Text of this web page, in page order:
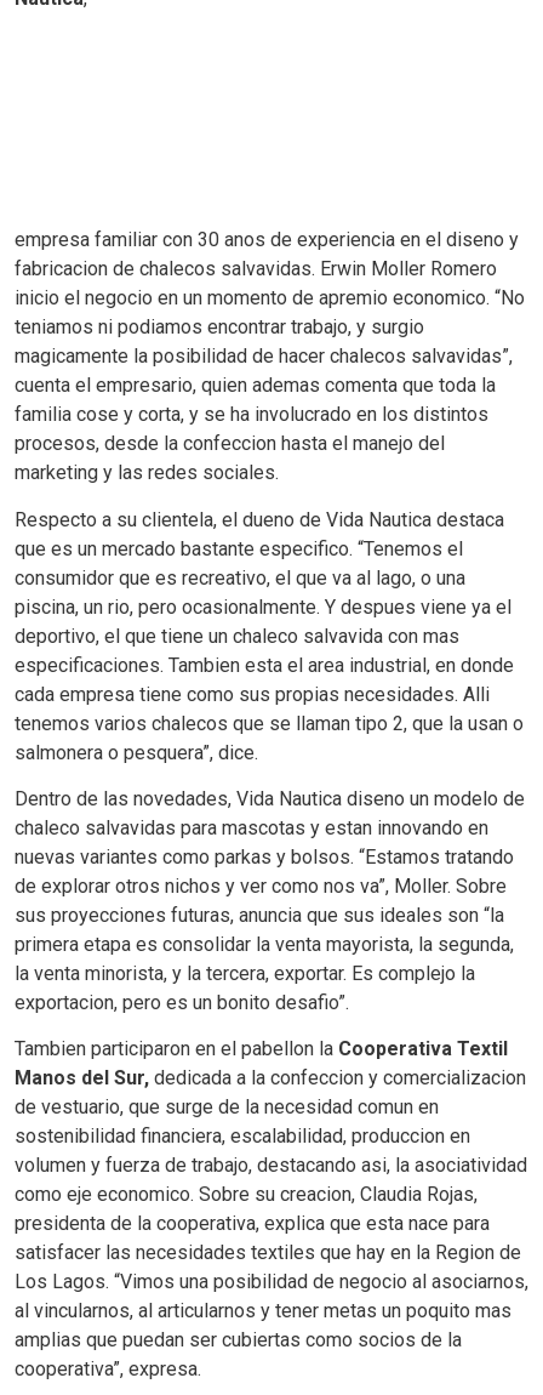
empresa familiar con 30 anos de experiencia en el diseno y
fabricacion de chalecos salvavidas. Erwin Moller Romero
inicio el negocio en un momento de apremio economico. “No
teniamos ni podiamos encontrar trabajo, y surgio
magicamente la posibilidad de hacer chalecos salvavidas”,
cuenta el empresario, quien ademas comenta que toda la
familia cose y corta, y se ha involucrado en los distintos
procesos, desde la confeccion hasta el manejo del
marketing y las redes sociales.
Respecto a su clientela, el dueno de Vida Nautica destaca
que es un mercado bastante especifico. “Tenemos el
consumidor que es recreativo, el que va al lago, o una
piscina, un rio, pero ocasionalmente. Y despues viene ya el
deportivo, el que tiene un chaleco salvavida con mas
especificaciones. Tambien esta el area industrial, en donde
cada empresa tiene como sus propias necesidades. Alli
tenemos varios chalecos que se llaman tipo 2, que la usan o
salmonera o pesquera”, dice.
Dentro de las novedades, Vida Nautica diseno un modelo de
chaleco salvavidas para mascotas y estan innovando en
nuevas variantes como parkas y bolsos. “Estamos tratando
de explorar otros nichos y ver como nos va”, Moller. Sobre
sus proyecciones futuras, anuncia que sus ideales son “la
primera etapa es consolidar la venta mayorista, la segunda,
la venta minorista, y la tercera, exportar. Es complejo la
exportacion, pero es un bonito desafio”.
Tambien participaron en el pabellon la Cooperativa Textil
Manos del Sur, dedicada a la confeccion y comercializacion
de vestuario, que surge de la necesidad comun en
sostenibilidad financiera, escalabilidad, produccion en
volumen y fuerza de trabajo, destacando asi, la asociatividad
como eje economico. Sobre su creacion, Claudia Rojas,
presidenta de la cooperativa, explica que esta nace para
satisfacer las necesidades textiles que hay en la Region de
Los Lagos. “Vimos una posibilidad de negocio al asociarnos,
al vincularnos, al articularnos y tener metas un poquito mas
amplias que puedan ser cubiertas como socios de la
cooperativa”, expresa.